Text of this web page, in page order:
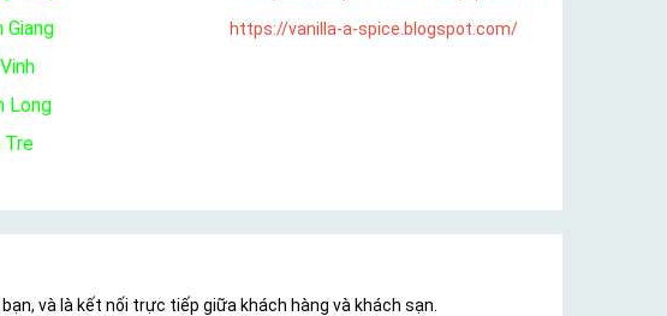
Giang
Long
Tre
https://vanilla-a-spice.blogspot.com/
và là kết nối trực tiếp giữa khách hàng và khách sạn.